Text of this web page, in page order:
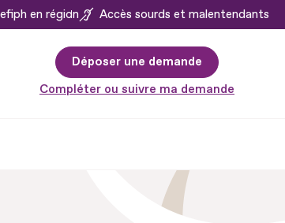
en région Accès sourds et malentendants
Déposer une demande
Compléter ou suivre ma demande